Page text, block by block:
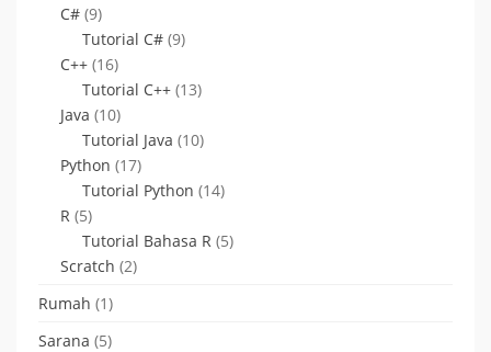
C# (9)
Tutorial C# (9)
C++ (16)
Tutorial C++ (13)
Java (10)
Tutorial Java (10)
Python (17)
Tutorial Python (14)
R (5)
Tutorial Bahasa R (5)
Scratch (2)
Rumah (1)
Sarana (5)